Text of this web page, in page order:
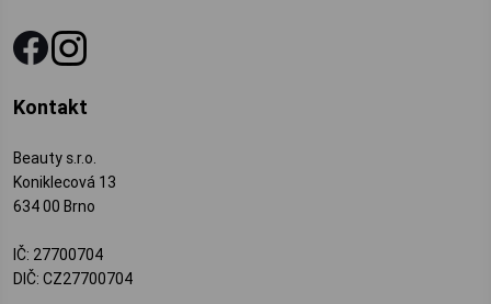
Kontakt
Beauty s.r.o.
Koniklecová 13
634 00 Brno
IČ: 27700704
DIČ: CZ27700704